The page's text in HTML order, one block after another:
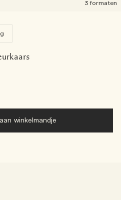
3 formaten
winkelmandje